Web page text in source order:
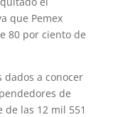
que Pemex
80 por ciento de
dados a conocer
de
de las 12 mil 551